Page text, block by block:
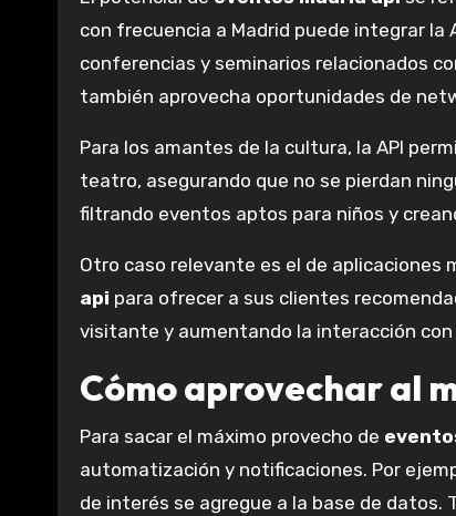
con frecuencia a Madrid puede integrar la
conferencias y seminarios relacionados
también aprovecha oportunidades de
Para los amantes de la cultura, la API
teatro, asegurando que no se pierdan
filtrando eventos aptos para niños y
Otro caso relevante es el de aplicaciones
api para ofrecer a sus clientes
visitante y aumentando la interacción
Cómo aprovechar al
Para sacar el máximo provecho de
automatización y notificaciones. Por
de interés se agregue a la base de datos.